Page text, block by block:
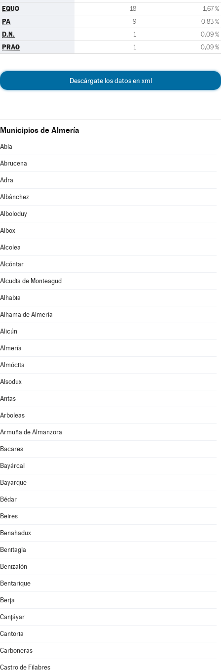
EQUO 18 1,67 %
PA 9 0,83 %
D.N. 1 0,09 %
PRAO 1 0,09 %
Descárgate los datos en xml
Municipios de Almería
Abla
Abrucena
Adra
Albánchez
Alboloduy
Albox
Alcolea
Alcóntar
Alcudia de Monteagud
Alhabia
Alhama de Almería
Alicún
Almería
Almócita
Alsodux
Antas
Arboleas
Armuña de Almanzora
Bacares
Bayárcal
Bayarque
Bédar
Beires
Benahadux
Benitagla
Benizalón
Bentarique
Berja
Canjáyar
Cantoria
Carboneras
Castro de Filabres